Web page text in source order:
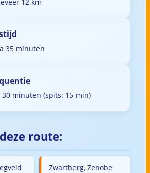
35 minuten
30 minuten (spits: 15 min)
route:
Zwartberg, Zenobe